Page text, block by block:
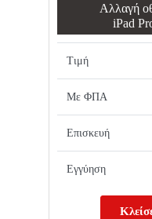
Αλλαγή
iPad
Τιμή
Με ΦΠΑ
Επισκευή
Εγγύηση